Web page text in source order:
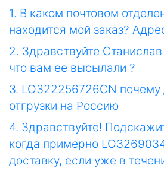
1. В каком почтовом
находится мой заказ?
2. Здравствуйте
что вам ее высылали ?
3. LO322256726CN почему
отгрузки на Россию
4. Здравствуйте!
когда примерно
доставку, если уже в